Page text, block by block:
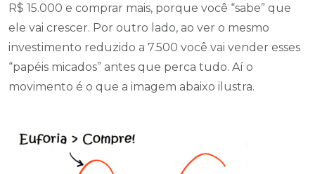
R$ 15.000 e comprar mais, porque você “sabe” que
ele vai crescer. Por outro lado, ao ver o mesmo
investimento reduzido a 7.500 você vai vender esses
“papéis micados” antes que perca tudo. Aí o
movimento é o que a imagem abaixo ilustra.